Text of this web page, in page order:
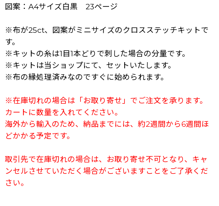
図案：A4サイズ白黒 23ページ
※布が25ct、図案がミニサイズのクロスステッチキットで
す。
※キットの糸は1目1本どりで刺した場合の分量です。
※キットは当ショップにて、セットいたします。
※布の縁処理済みなのですぐに始められます。
※在庫切れの場合は「お取り寄せ」でご注文を承ります。
カートに数量を入れてください。
海外から輸入のため、納品までには、約2週間から6週間ほ
どかかる予定です。
取引先で在庫切れの場合は、お取り寄せ不可となり、キャ
ンセルさせていただく場合がございますことをご了承くだ
さい。